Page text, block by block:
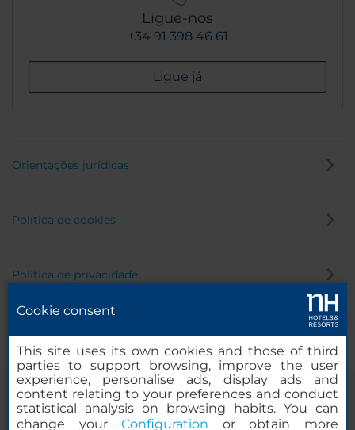
Ligue-nos
+34 91 398 46 61
Ligue já
Orientações jurídicas
Política de cookies
Política de privacidade
Cookie consent
This site uses its own cookies and those of third
parties to support browsing, improve the user
experience, personalise ads, display ads and
content relating to your preferences and conduct
statistical analysis on browsing habits. You can
change yourConfiguration or obtain more